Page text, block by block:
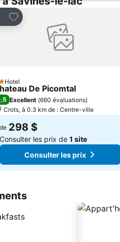
Ajouter à mes favoris
Hotel
De Picomtal
Excellent (660 évaluations)
Crots, à 0.3 km de : Centre-ville
de 298 $
Consulter les prix de 1 site
Consulter les prix